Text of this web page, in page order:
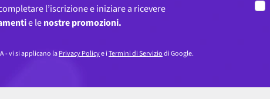
l’iscrizione e iniziare a ricevere
e lenostre promozioni.
- vi si applicano laPrivacy Policye iTermini di Serviziodi Google.